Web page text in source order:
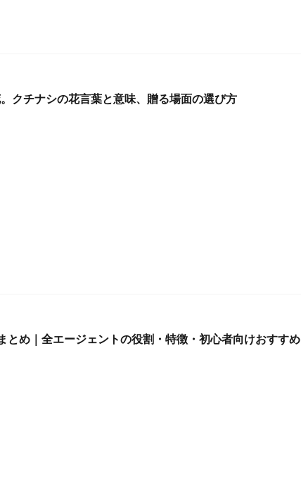
クチナシの花言葉と意味、贈る場面の選び方
とめ｜全エージェントの役割・特徴・初心者向けおすすめ